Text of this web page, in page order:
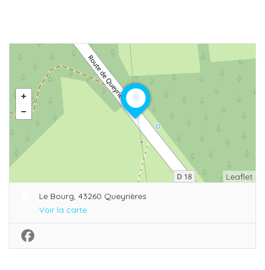
Leaflet
Le Bourg, 43260 Queyrières
Voir la carte